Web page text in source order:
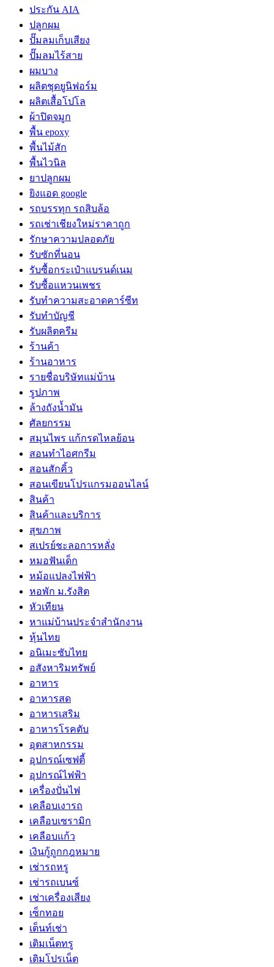
ประกัน AIA
ปลูกผม
ปั๊มลมเก็บเสียง
ปั๊มลมไร้สาย
ผมบาง
ผลิตชุดยูนิฟอร์ม
ผลิตเสื้อโปโล
ผ้าปิดจมูก
พื้น epoxy
พื้นไม้สัก
พื้นไวนิล
ยาปลูกผม
ยิงแอด google
รถบรรทุก รถสิบล้อ
รถเช่าเชียงใหม่ราคาถูก
รักษาความปลอดภัย
รับซักที่นอน
รับซื้อกระเป๋าแบรนด์เนม
รับซื้อแหวนเพชร
รับทำความสะอาดคาร์ซีท
รับทำบัญชี
รับผลิตครีม
ร้านค้า
ร้านอาหาร
รายชื่อบริษัทแม่บ้าน
รูปภาพ
ล้างถังน้ำมัน
ศัลยกรรม
สมุนไพร แก้กรดไหลย้อน
สอนทำไอศกรีม
สอนสักคิ้ว
สอนเขียนโปรแกรมออนไลน์
สินค้า
สินค้าและบริการ
สุขภาพ
สเปรย์ชะลอการหลั่ง
หมอฟันเด็ก
หม้อแปลงไฟฟ้า
หอพัก ม.รังสิต
หัวเทียน
หาแม่บ้านประจำสำนักงาน
หุ้นไทย
อนิเมะซับไทย
อสังหาริมทรัพย์
อาหาร
อาหารสด
อาหารเสริม
อาหารโรคตับ
อุตสาหกรรม
อุปกรณ์เซฟตี้
อุปกรณ์ไฟฟ้า
เครื่องปั่นไฟ
เคลือบเงารถ
เคลือบเซรามิก
เคลือบแก้ว
เงินกู้ถูกกฎหมาย
เช่ารถหรู
เช่ารถเบนซ์
เช่าเครื่องเสียง
เซ็กทอย
เต็นท์เช่า
เติมเน็ตทรู
เติมโปรเน็ต